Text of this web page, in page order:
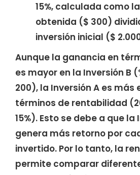
15%, calculada como
obtenida ($ 300)
inversión inicial ($
Aunque la ganancia en
es mayor en la Inversión B
200), la Inversión A es más
términos de rentabilidad
15%). Esto se debe a que la
genera más retorno por
invertido. Por lo tanto, la
permite comparar